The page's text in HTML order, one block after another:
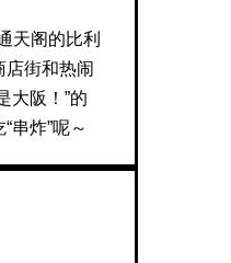
天阁的比利
店街和热闹
大阪！”的
串炸”呢～